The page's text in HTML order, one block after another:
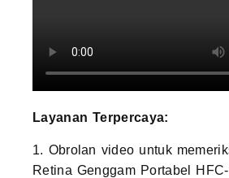
Layanan Terpercaya:
1. Obrolan video untuk
Retina Genggam Portabel